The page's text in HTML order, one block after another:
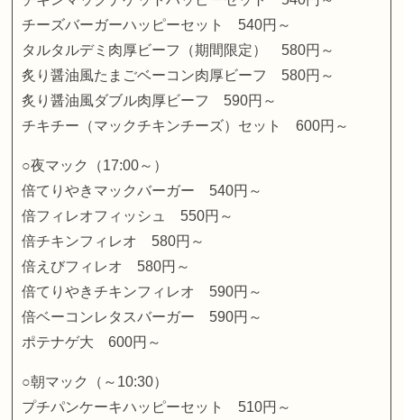
チーズバーガーハッピーセット 540円～
タルタルデミ肉厚ビーフ（期間限定） 580円～
炙り醤油風たまごベーコン肉厚ビーフ 580円～
炙り醤油風ダブル肉厚ビーフ 590円～
チキチー（マックチキンチーズ）セット 600円～
○夜マック（17:00～）
倍てりやきマックバーガー 540円～
倍フィレオフィッシュ 550円～
倍チキンフィレオ 580円～
倍えびフィレオ 580円～
倍てりやきチキンフィレオ 590円～
倍ベーコンレタスバーガー 590円～
ポテナゲ大 600円～
○朝マック（～10:30）
プチパンケーキハッピーセット 510円～